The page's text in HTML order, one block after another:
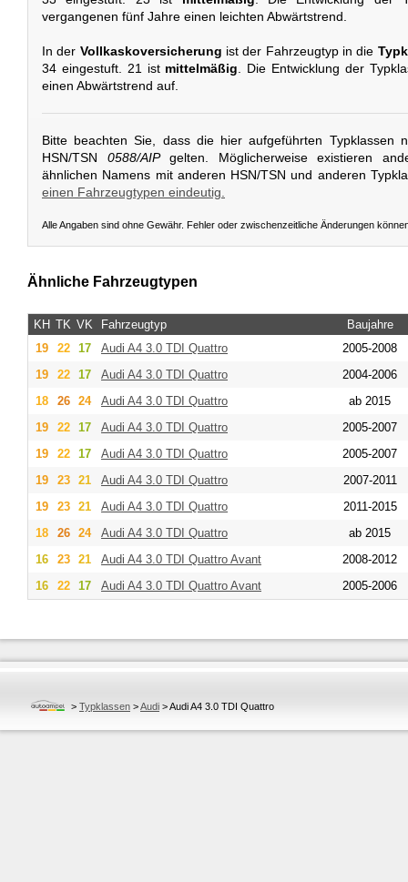
vergangenen fünf Jahre einen leichten Abwärtstrend.
In der Vollkaskoversicherung ist der Fahrzeugtyp in die
34 eingestuft. 21 ist mittelmäßig. Die Entwicklung der
einen Abwärtstrend auf.
Bitte beachten Sie, dass die hier aufgeführten Typklassen
HSN/TSN 0588/AIPgelten. Möglicherweise existieren
ähnlichen Namens mit anderen HSN/TSN und anderen
einen Fahrzeugtypen eindeutig.
Alle Angaben sind ohne Gewähr. Fehler oder zwischenzeitliche Änderungen
Ähnliche Fahrzeugtypen
KH TK VK Fahrzeugtyp
Baujahre
19
22 17 Audi A4 3.0 TDI Quattro
2005-2008
19
22 17 Audi A4 3.0 TDI Quattro
2004-2006
18
26 24 Audi A4 3.0 TDI Quattro
ab 2015
19
22 17 Audi A4 3.0 TDI Quattro
2005-2007
19
22 17 Audi A4 3.0 TDI Quattro
2005-2007
19
23 21 Audi A4 3.0 TDI Quattro
2007-2011
19
23 21 Audi A4 3.0 TDI Quattro
2011-2015
18
26 24 Audi A4 3.0 TDI Quattro
ab 2015
16
23 21 Audi A4 3.0 TDI Quattro Avant
2008-2012
16
22 17 Audi A4 3.0 TDI Quattro Avant 2005-2006
> Typklassen >Audi >Audi A4 3.0 TDI Quattro